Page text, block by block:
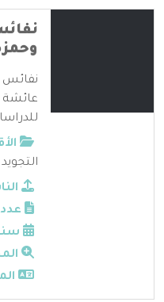
نفائس
عائشة
التجويد